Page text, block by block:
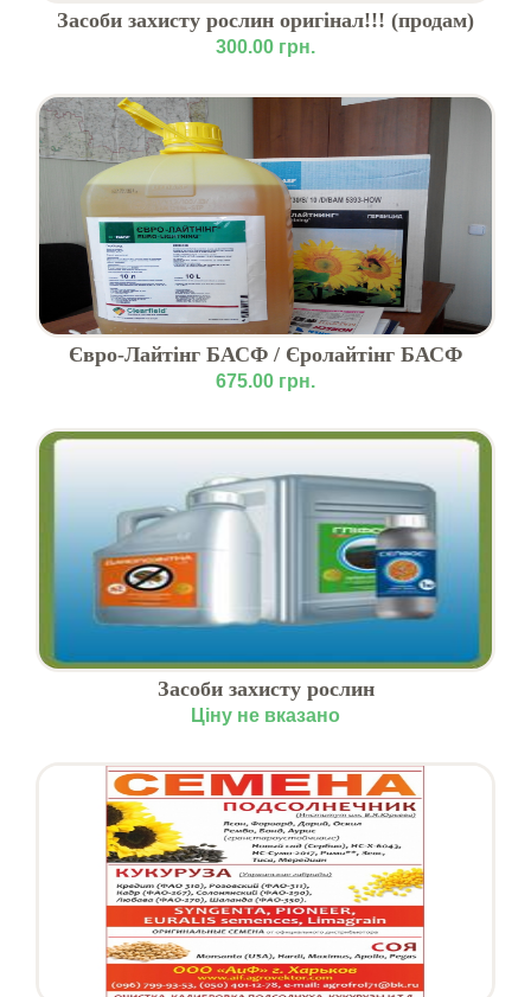
Засоби захисту рослин оригінал!!! (продам)
300.00 грн.
Євро-Лайтінг БАСФ / Єролайтінг БАСФ
675.00 грн.
Засоби захисту рослин
Ціну не вказано